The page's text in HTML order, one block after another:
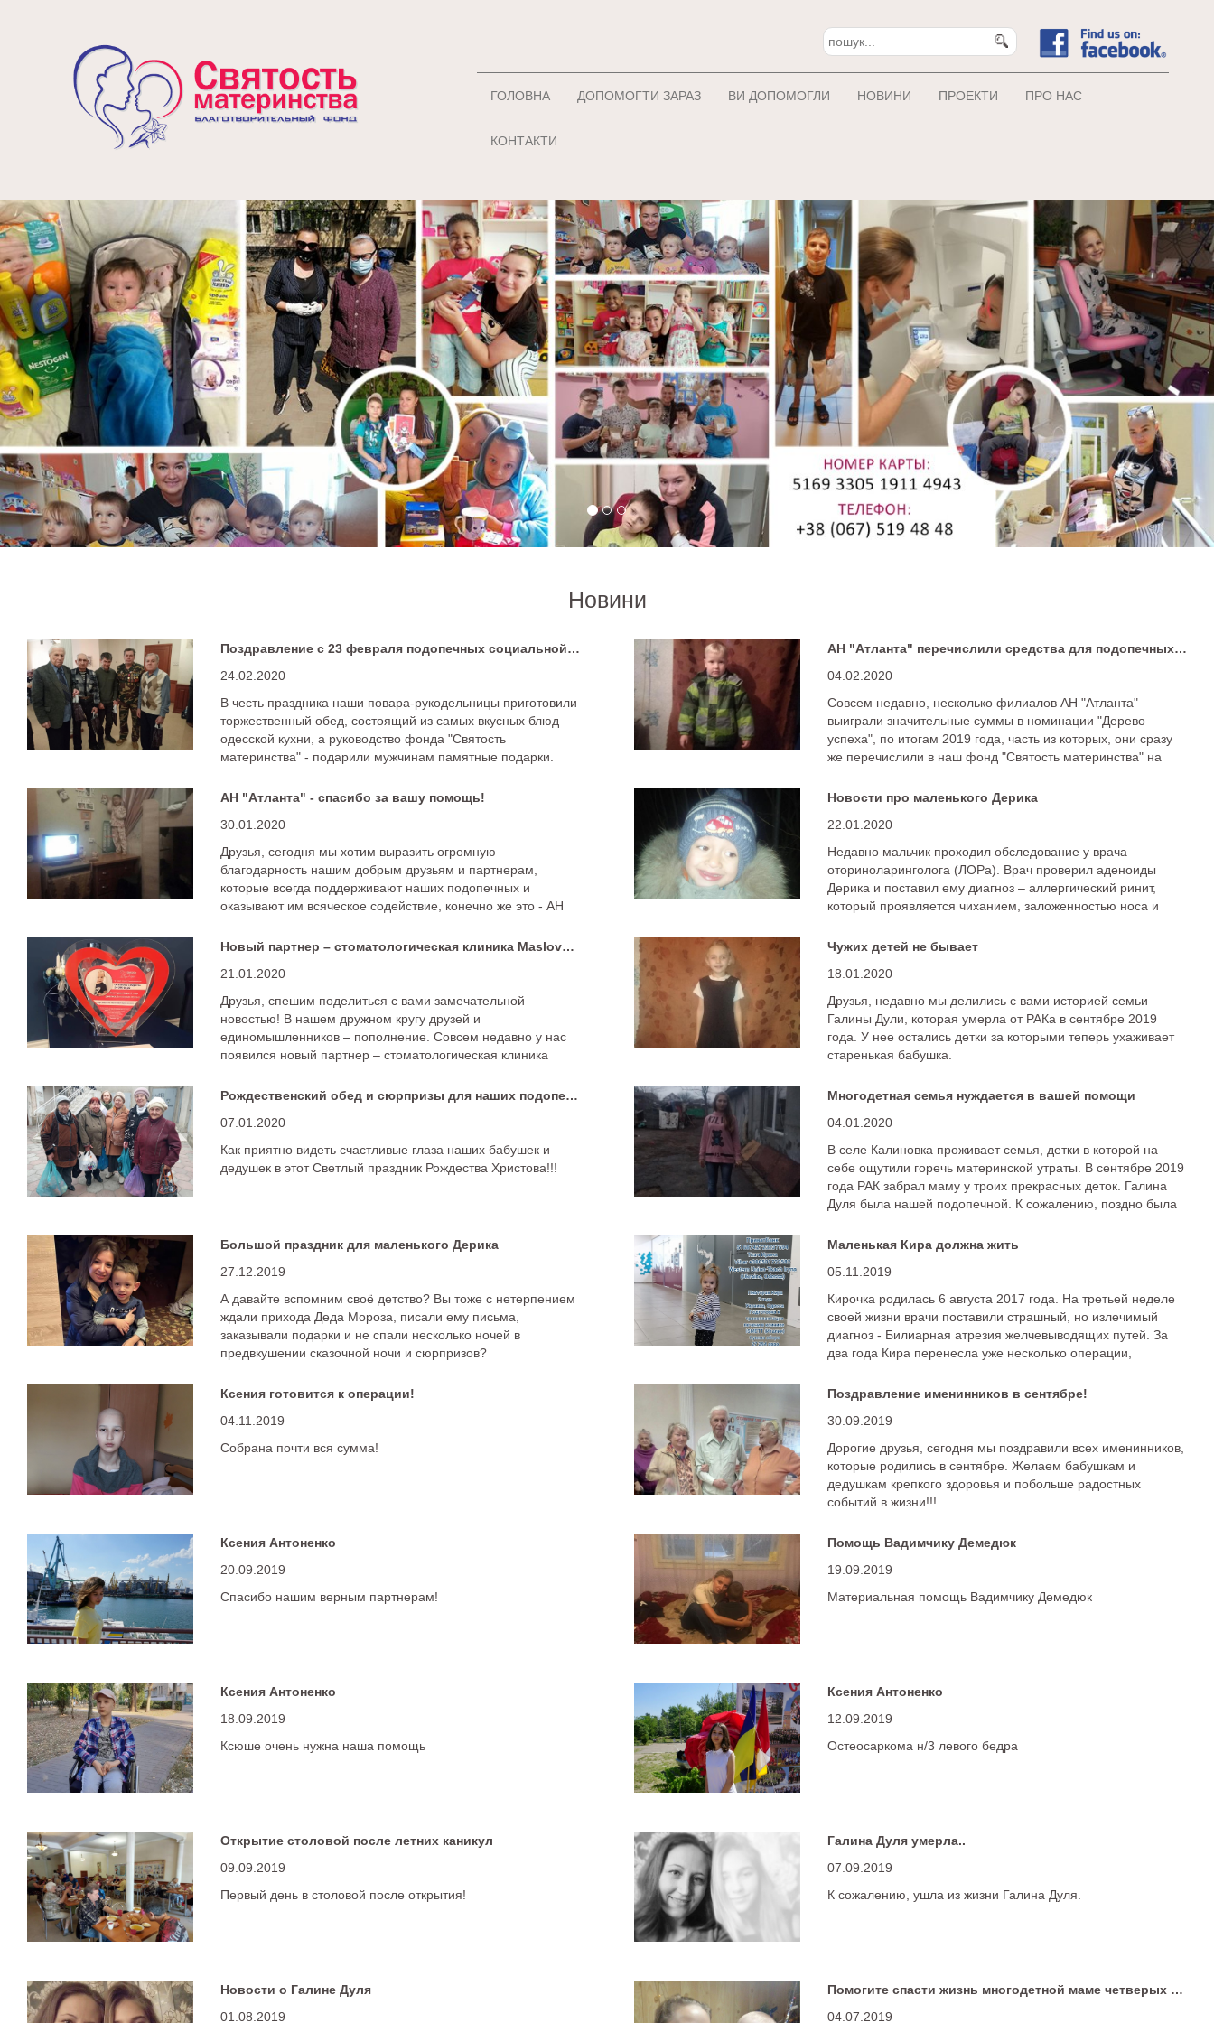
ГОЛОВНА ДОПОМОГТИ ЗАРАЗ ВИ ДОПОМОГЛИ НОВИНИ ПРОЕКТИ ПРО НАС
КОНТАКТИ
Новини
Поздравление с 23 февраля подопечных социальной столовой
24.02.2020
В честь праздника наши повара-рукодельницы приготовили
торжественный обед, состоящий из самых вкусных блюд
одесской кухни, а руководство фонда "Святость
материнства" - подарили мужчинам памятные подарки.
АН "Атланта" перечислили средства для подопечных фонда
04.02.2020
Совсем недавно, несколько филиалов АН "Атланта"
выиграли значительные суммы в номинации "Дерево
успеха", по итогам 2019 года, часть из которых, они сразу
же перечислили в наш фонд "Святость материнства" на
АН "Атланта" - спасибо за вашу помощь!
30.01.2020
Друзья, сегодня мы хотим выразить огромную
благодарность нашим добрым друзьям и партнерам,
которые всегда поддерживают наших подопечных и
оказывают им всяческое содействие, конечно же это - АН
Новости про маленького Дерика
22.01.2020
Недавно мальчик проходил обследование у врача
оториноларинголога (ЛОРа). Врач проверил аденоиды
Дерика и поставил ему диагноз – аллергический ринит,
который проявляется чиханием, заложенностью носа и
аллергенами. Теперь Дерику предстоит месячное лечение,
Новый партнер – стоматологическая клиника MaslovClinic
21.01.2020
Друзья, спешим поделиться с вами замечательной
новостью! В нашем дружном кругу друзей и
единомышленников – пополнение. Совсем недавно у нас
появился новый партнер – стоматологическая клиника
Чужих детей не бывает
18.01.2020
Друзья, недавно мы делились с вами историей семьи
Галины Дули, которая умерла от РАКа в сентябре 2019
года. У нее остались детки за которыми теперь ухаживает
старенькая бабушка.
Рождественский обед и сюрпризы для наших подопечных
07.01.2020
Как приятно видеть счастливые глаза наших бабушек и
дедушек в этот Светлый праздник Рождества Христова!!!
Многодетная семья нуждается в вашей помощи
04.01.2020
В селе Калиновка проживает семья, детки в которой на
себе ощутили горечь материнской утраты. В сентябре 2019
года РАК забрал маму у троих прекрасных деток. Галина
Дуля была нашей подопечной. К сожалению, поздно была
Большой праздник для маленького Дерика
27.12.2019
А давайте вспомним своё детство? Вы тоже с нетерпением
ждали прихода Деда Мороза, писали ему письма,
заказывали подарки и не спали несколько ночей в
предвкушении сказочной ночи и сюрпризов?
Маленькая Кира должна жить
05.11.2019
Кирочка родилась 6 августа 2017 года. На третьей неделе
своей жизни врачи поставили страшный, но излечимый
диагноз - Билиарная атрезия желчевыводящих путей. За
два года Кира перенесла уже несколько операции,
не справится. Донором будет ее мама Ирина.
Ксения готовится к операции!
04.11.2019
Собрана почти вся сумма!
Поздравление именинников в сентябре!
30.09.2019
Дорогие друзья, сегодня мы поздравили всех именинников,
которые родились в сентябре. Желаем бабушкам и
дедушкам крепкого здоровья и побольше радостных
событий в жизни!!!
Ксения Антоненко
20.09.2019
Спасибо нашим верным партнерам!
Помощь Вадимчику Демедюк
19.09.2019
Материальная помощь Вадимчику Демедюк
Ксения Антоненко
18.09.2019
Ксюше очень нужна наша помощь
Ксения Антоненко
12.09.2019
Остеосаркома н/3 левого бедра
Открытие столовой после летних каникул
09.09.2019
Первый день в столовой после открытия!
Галина Дуля умерла..
07.09.2019
К сожалению, ушла из жизни Галина Дуля.
Новости о Галине Дуля
01.08.2019
Помогите спасти жизнь многодетной маме четверых не совершеннолетних детей!
04.07.2019